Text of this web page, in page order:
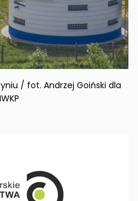
/ fot. Andrzej Goiński dla